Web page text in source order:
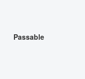
Passable